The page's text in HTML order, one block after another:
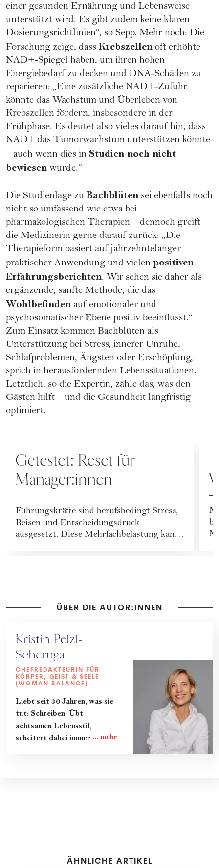
einer gesunden Ernährung und Lebensweise
unterstützt wird. Es gibt zudem keine klaren
Dosierungsrichtlinien“, so Sepp. Mehr noch: Die
Forschung zeige, dass Krebszellen oft erhöhte
NAD+-Spiegel haben, um ihren hohen
Energiebedarf zu decken und DNA-Schäden zu
reparieren: „Eine zusätzliche NAD+-Zufuhr
könnte das Wachstum und Überleben von
Krebszellen fördern, insbesondere in der
Frühphase. Es deutet also vieles darauf hin, dass
NAD+ das Tumorwachstum unterstützen könnte
– auch wenn dies in Studien noch nicht
bewiesen wurde.“
Die Studienlage zu Bachblüten sei ebenfalls noch
nicht so umfassend wie etwa bei
pharmakologischen Therapien – dennoch greift
die Medizinerin gerne darauf zurück: „Die
Therapieform basiert auf jahrzehntelanger
praktischer Anwendung und vielen positiven
Erfahrungsberichten. Wir sehen sie daher als
ergänzende, sanfte Methode, die das
Wohlbefinden auf emotionaler und
psychosomatischer Ebene positiv beeinflusst.“
Zum Einsatz kommen Bachblüten als
Unterstützung bei Stress, innerer Unruhe,
Schlafproblemen, Ängsten oder Erschöpfung,
sprich in herausfordernden Lebenssituationen.
Letztlich, so die Expertin, zähle das, was den
Gästen hilft – und die Gesundheit langfristig
optimiert.
Getestet: Reset für
Manager:innen
Führungskräfte sind berufsbedingt Stress,
Reisen und Entscheidungsdruck
ausgesetzt. Diese Mehrfachbelastung kann
ÜBER DIE AUTOR:INNEN
Kristin Pelzl-
Scheruga
CHEFREDAKTEURIN FÜR
KÖRPER, GEIST & SEELE
(WOMAN BALANCE)
Liebt seit 30 Jahren, was sie
tut: Schreiben. Übt
achtsamen Lebensstil,
scheitert dabei immer wieder
ÄHNLICHE ARTIKEL